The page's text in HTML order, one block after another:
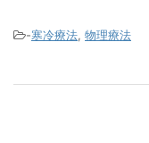
-寒冷療法, 物理療法